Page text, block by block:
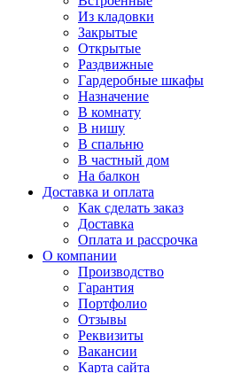
Из кладовки
Закрытые
Открытые
Раздвижные
Гардеробные шкафы
Назначение
В комнату
В нишу
В спальню
В частный дом
На балкон
Доставка и оплата
Как сделать заказ
Доставка
Оплата и рассрочка
О компании
Производство
Гарантия
Портфолио
Отзывы
Реквизиты
Вакансии
Карта сайта